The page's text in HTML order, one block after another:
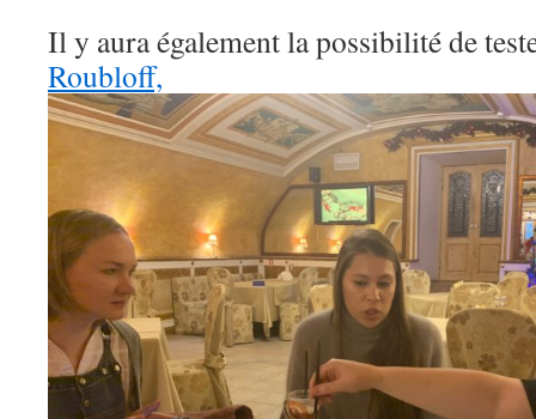
Il y aura également la possibilité de
Roubloff,